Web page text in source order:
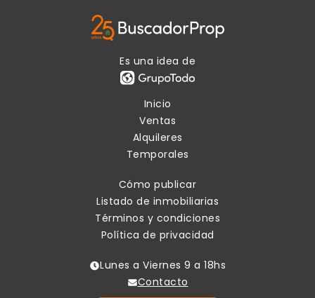
Es una idea de
Inicio
Ventas
Alquileres
Temporales
Cómo publicar
Listado de inmobiliarias
Términos y condiciones
Política de privacidad
Lunes a Viernes 9 a 18hs
Contacto